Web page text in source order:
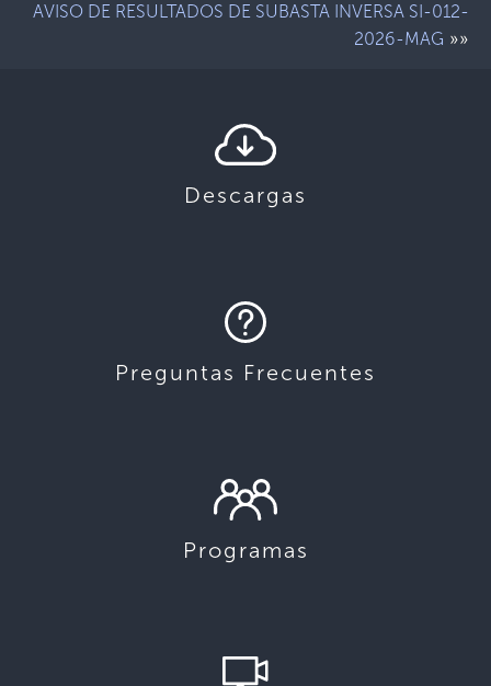
AVISO DE RESULTADOS DE SUBASTA INVERSA SI-012-
2026-MAG »»
Descargas
Preguntas Frecuentes
Programas